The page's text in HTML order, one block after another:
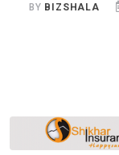
BY BIZSHALA